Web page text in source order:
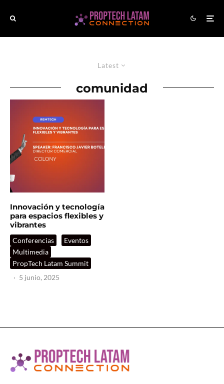
Latest
comunidad
Innovación y tecnología
para espacios flexibles y
vibrantes
Conferencias
Eventos
Multimedia
PropTech Latam Summit
· 5 junio, 2025